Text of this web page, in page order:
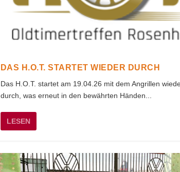
DAS H.O.T. STARTET WIEDER DURCH
Das H.O.T. startet am 19.04.26 mit dem Angrillen
durch, was erneut in den bewährten Händen...
LESEN